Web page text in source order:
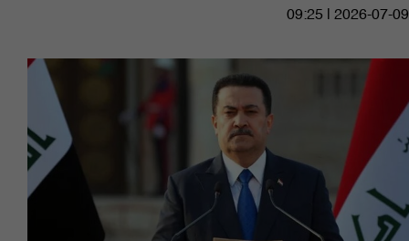
09:25 | 2026-07-09